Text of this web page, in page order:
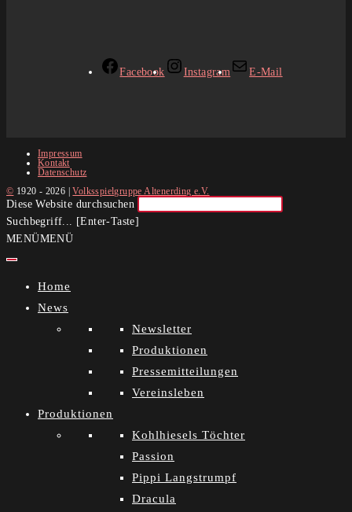
Facebook Instagram E-Mail
Impressum
Kontakt
Datenschutz
© 1920 - 2026 |Volksspielgruppe Altenerding e.V.
Diese Website durchsuchen
Suchbegriff... [Enter-Taste]
MENÜMENÜ
Home
News
Newsletter
Produktionen
Pressemitteilungen
Vereinsleben
Produktionen
Kohlhiesels Töchter
Passion
Pippi Langstrumpf
Dracula